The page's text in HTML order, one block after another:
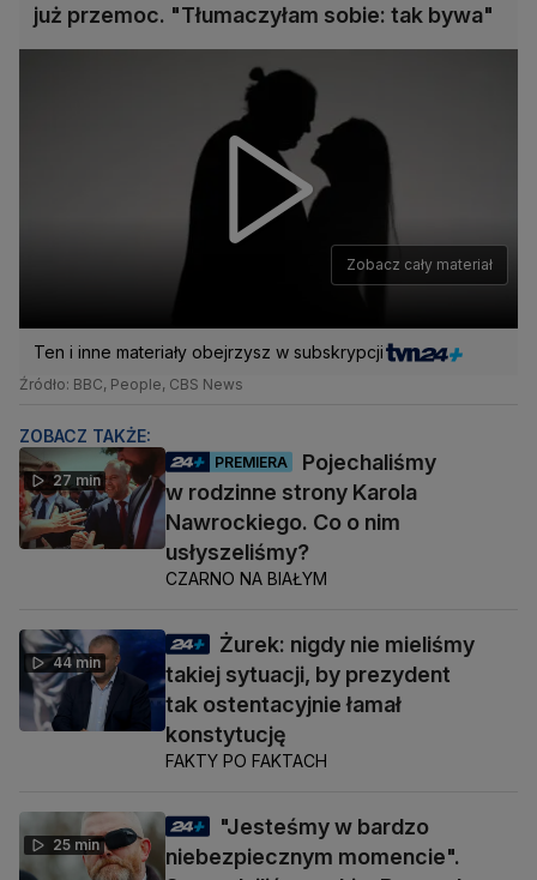
już przemoc. "Tłumaczyłam sobie: tak bywa"
Zobacz cały materiał
Ten i inne materiały obejrzysz w subskrypcji
Źródło: BBC, People, CBS News
ZOBACZ TAKŻE:
27 min
PREMIERA
Pojechaliśmy
w rodzinne strony Karola
Nawrockiego. Co o nim
usłyszeliśmy?
CZARNO NA BIAŁYM
44 min
Żurek: nigdy nie mieliśmy
takiej sytuacji, by prezydent
tak ostentacyjnie łamał
konstytucję
FAKTY PO FAKTACH
25 min
"Jesteśmy w bardzo
niebezpiecznym momencie".